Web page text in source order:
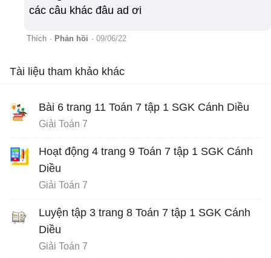
các câu khác đâu ad ơi
Thích · Phản hồi · 09/06/22
Tài liệu tham khảo khác
Bài 6 trang 11 Toán 7 tập 1 SGK Cánh Diều
Giải Toán 7
Hoạt động 4 trang 9 Toán 7 tập 1 SGK Cánh
Diều
Giải Toán 7
Luyện tập 3 trang 8 Toán 7 tập 1 SGK Cánh
Diều
Giải Toán 7